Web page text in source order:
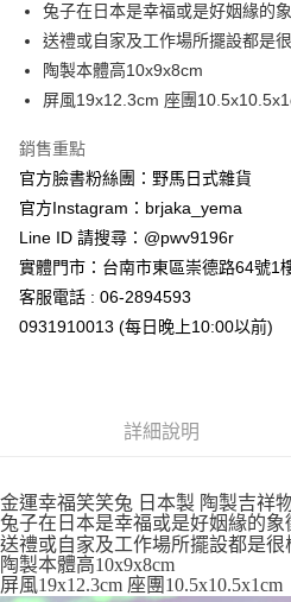
上海商業儲蓄銀行
國泰世華商業銀行
臺灣中小企業銀行
匯豐（台灣）商業銀行
聯邦商業銀行
元大商業銀行
台新國際商業銀行
台灣樂天信用卡公司
LINE Pay
Apple Pay
街口支付
悠遊付
Google Pay
ATM付款
運送方式
全家取貨付款
每筆NT$65，滿NT$999(含以上)免運
每筆NT$65，滿NT$999(含以上)免
付款後7-11取貨
每筆NT$65，滿NT$999(含以上)免運
兔子在日本是幸福或是好姻緣的
送禮或自家及工作場所擺設都是
陶製本體高10x9x8cm
屏風19x12.3cm 座團
銷售重點
官方臉書粉絲團：野馬日式雜貨
官方Instagram：brjaka_yema
Line ID 請搜尋：@pwv9196r
實體門市：台南市東區崇德路64號1
客服電話 : 06-2894593
0931910013 (每日晚上10:00以前)
詳細說明
金運幸福笑笑兔 日本製 陶製吉祥
兔子在日本是幸福或是好姻緣的象
送禮或自家及工作場所擺設都是很
陶製本體高10x9x8cm
屏風19x12.3cm 座團10.5x10.5x1cm